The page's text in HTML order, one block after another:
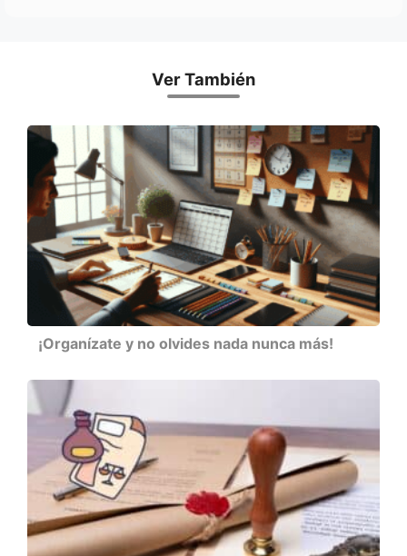
Ver También
¡Organízate y no olvides nada nunca más!